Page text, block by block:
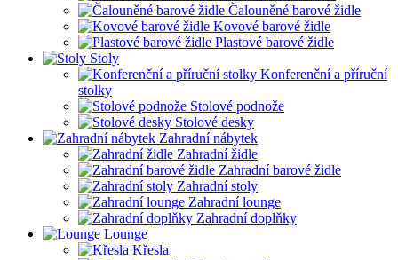
Čalouněné barové židle
Kovové barové židle
Plastové barové židle
Stoly
Konferenční a příruční
stolky
Stolové podnože
Stolové desky
Zahradní nábytek
Zahradní židle
Zahradní barové židle
Zahradní stoly
Zahradní lounge
Zahradní doplňky
Lounge
Křesla